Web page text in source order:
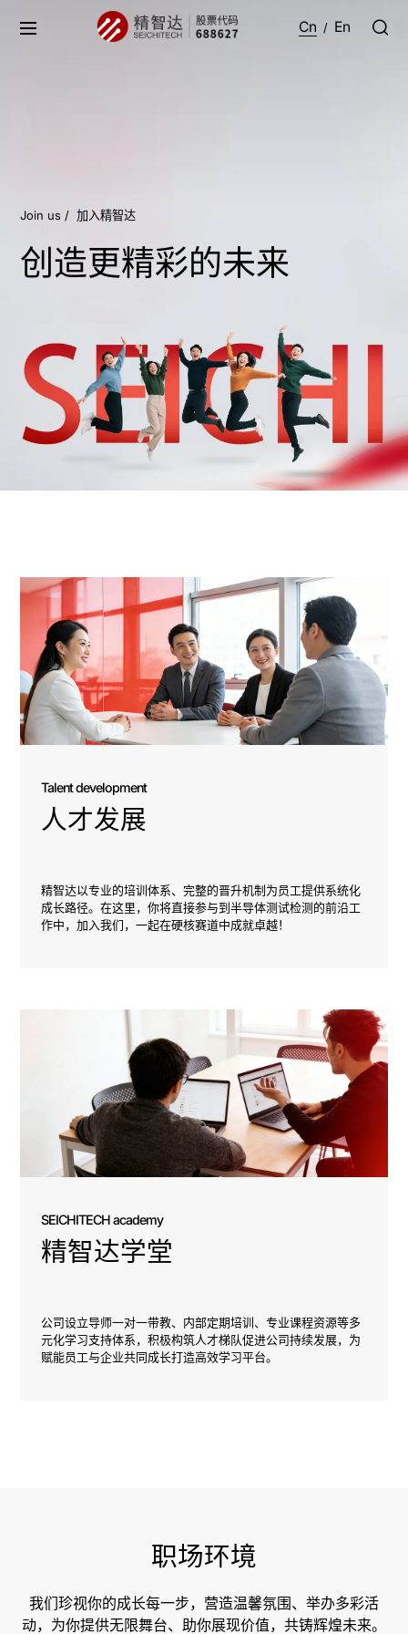
Cn / En
Join us / 加入精智达
创造更精彩的未来
Talent development
人才发展
精智达以专业的培训体系、完整的晋升机制为员工提供系统化
成长路径。在这里，你将直接参与到半导体测试检测的前沿工
作中，加入我们，一起在硬核赛道中成就卓越！
SEICHITECH academy
精智达学堂
公司设立导师一对一带教、内部定期培训、专业课程资源等多
元化学习支持体系，积极构筑人才梯队促进公司持续发展，为
赋能员工与企业共同成长打造高效学习平台。
职场环境
我们珍视你的成长每一步，营造温馨氛围、举办多彩活
动， 为你提供无限舞台、助你展现价值，共铸辉煌未来。